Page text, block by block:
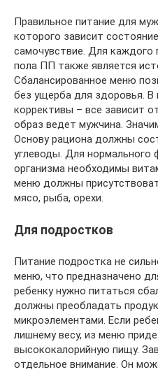
Правильное питание для
которого зависит
самочувствие. Для каждого
пола ПП также является
Сбалансированное меню
без ущерба для здоровья.
коррективы – все зависит
образ ведет мужчина.
Основу рациона должны
углеводы. Для нормального
организма необходимы
меню должны
мясо, рыба, орехи.
Для подростков
Питание подростка не
меню, что предназначено
ребенку нужно питаться
должны преобладать
микроэлементами. Если
лишнему весу, из меню
высококалорийную пищу.
отдельное внимание. Он